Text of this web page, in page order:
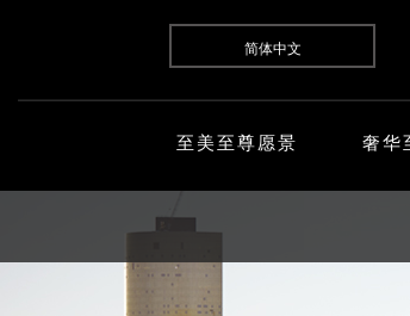
简体中文
至美至尊愿景 奢华